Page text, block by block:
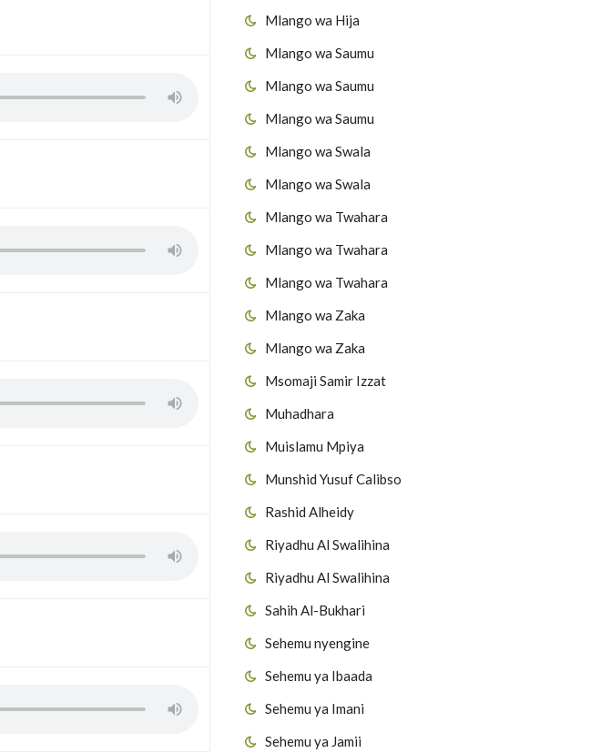
Mlango wa Hija
Mlango wa Saumu
Mlango wa Saumu
Mlango wa Saumu
Mlango wa Swala
Mlango wa Swala
Mlango wa Twahara
Mlango wa Twahara
Mlango wa Twahara
Mlango wa Zaka
Mlango wa Zaka
Msomaji Samir Izzat
Muhadhara
Muislamu Mpiya
Munshid Yusuf Calibso
Rashid Alheidy
Riyadhu Al Swalihina
Riyadhu Al Swalihina
Sahih Al-Bukhari
Sehemu nyengine
Sehemu ya Ibaada
Sehemu ya Imani
Sehemu ya Jamii